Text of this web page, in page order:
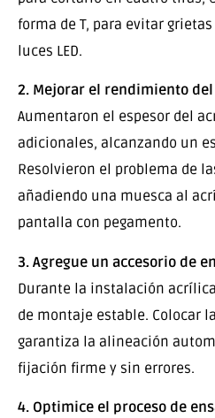
forma de T, para evitar
luces LED.
2. Mejorar el rendimiento
Aumentaron el espesor del
adicionales, alcanzando un
Resolvieron el problema de
añadiendo una muesca al
pantalla con pegamento.
3. Agregue un accesorio de
Durante la instalación
de montaje estable. Colocar
garantiza la alineación
fijación firme y sin errores.
4. Optimice el proceso de